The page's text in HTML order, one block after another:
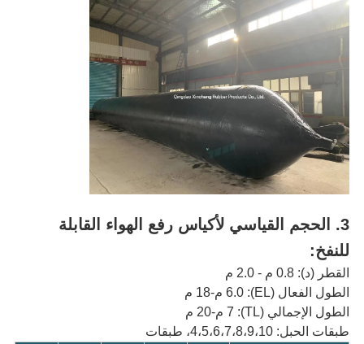
3. الحجم القياسي لأكياس رفع الهواء القابلة
للنفخ:
القطر (د): 0.8 م - 2.0 م
الطول الفعال (EL): 6.0 م-18 م
الطول الإجمالي (TL): 7 م-20 م
طبقات الحبل: 4،5،6،7،8،9،10، طبقات